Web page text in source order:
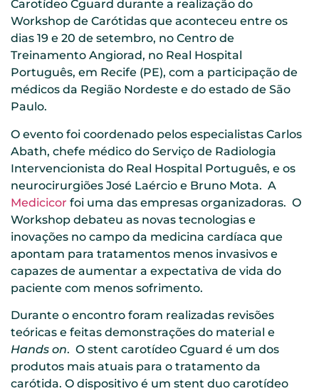
Carotídeo Cguard durante a realização do
Workshop de Carótidas que aconteceu entre os
dias 19 e 20 de setembro, no Centro de
Treinamento Angiorad, no Real Hospital
Português, em Recife (PE), com a participação de
médicos da Região Nordeste e do estado de São
Paulo.
O evento foi coordenado pelos especialistas Carlos
Abath, chefe médico do Serviço de Radiologia
Intervencionista do Real Hospital Português, e os
neurocirurgiões José Laércio e Bruno Mota. A
Medicicor foi uma das empresas organizadoras. O
Workshop debateu as novas tecnologias e
inovações no campo da medicina cardíaca que
apontam para tratamentos menos invasivos e
capazes de aumentar a expectativa de vida do
paciente com menos sofrimento.
Durante o encontro foram realizadas revisões
teóricas e feitas demonstrações do material e
Hands on. O stent carotídeo Cguard é um dos
produtos mais atuais para o tratamento da
carótida. O dispositivo é um stent duo carotídeo